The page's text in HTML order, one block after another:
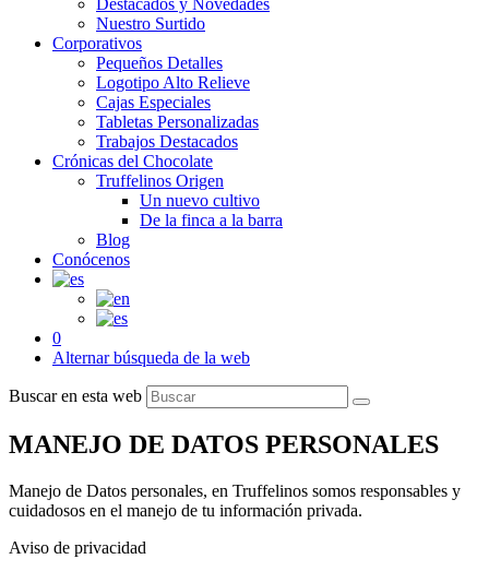
Destacados y Novedades
Nuestro Surtido
Corporativos
Pequeños Detalles
Logotipo Alto Relieve
Cajas Especiales
Tabletas Personalizadas
Trabajos Destacados
Crónicas del Chocolate
Truffelinos Origen
Un nuevo cultivo
De la finca a la barra
Blog
Conócenos
0
Alternar búsqueda de la web
Buscar en esta web
MANEJO DE DATOS PERSONALES
Manejo de Datos personales, en Truffelinos somos responsables y
cuidadosos en el manejo de tu información privada.
Aviso de privacidad